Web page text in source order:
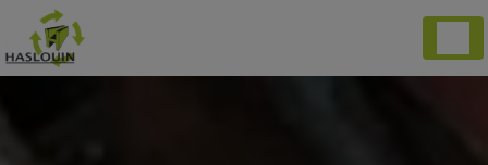
Panneau de gestion des cookies